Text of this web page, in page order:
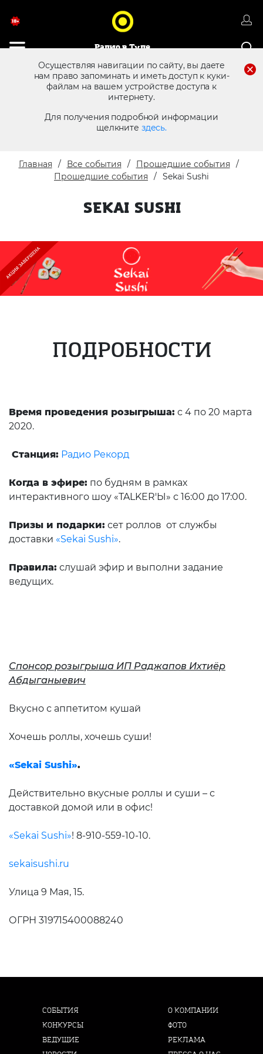
Радио в Туле
Осуществляя навигации по сайту, вы даете
нам право запоминать и иметь доступ к куки-
файлам на вашем устройстве доступа к
интернету.
Для получения подробной информации
щелкните здесь.
8 (4872) 250 470 Реклама в эфире
Главная Все события
Прошедшие события
Прошедшие события
Sekai Sushi
SEKAI SUSHI
ПОДРОБНОСТИ
Время проведения розыгрыша: с 4 по 20 марта
2020.
Станция: Радио Рекорд
Когда в эфире: по будням в рамках
интерактивного шоу «TALKER'Ы» с 16:00 до 17:00.
Призы и подарки: сет роллов от службы
доставки «Sekai Sushi».
Правила: слушай эфир и выполни задание
ведущих.
Спонсор розыгрыша ИП Раджапов Ихтиёр
Абдыганыевич
Вкусно с аппетитом кушай
Хочешь роллы, хочешь суши!
«Sekai Sushi».
Действительно вкусные роллы и суши – с
доставкой домой или в офис!
«Sekai Sushi»! 8-910-559-10-10.
sekaisushi.ru
Улица 9 Мая, 15.
ОГРН 319715400088240
СОБЫТИЯ
КОНКУРСЫ
ВЕДУЩИЕ
О КОМПАНИИ
ФОТО
РЕКЛАМА